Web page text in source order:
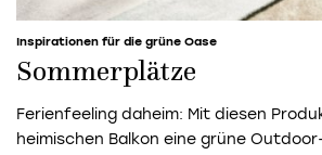
Inspirationen für die grüne Oase
Sommerplätze
Ferienfeeling daheim: Mit diesen
heimischen Balkon eine grüne